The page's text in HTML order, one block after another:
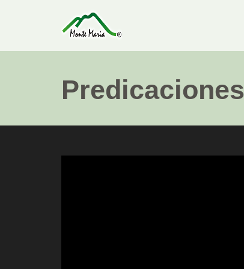
Predicaciones